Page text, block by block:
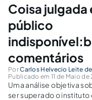
Coisa julgada
público
comentários
PorCarlos Helvecio Leite
Publicado em 11 de Maio de
Uma análise objetiva
ser superado o instituto